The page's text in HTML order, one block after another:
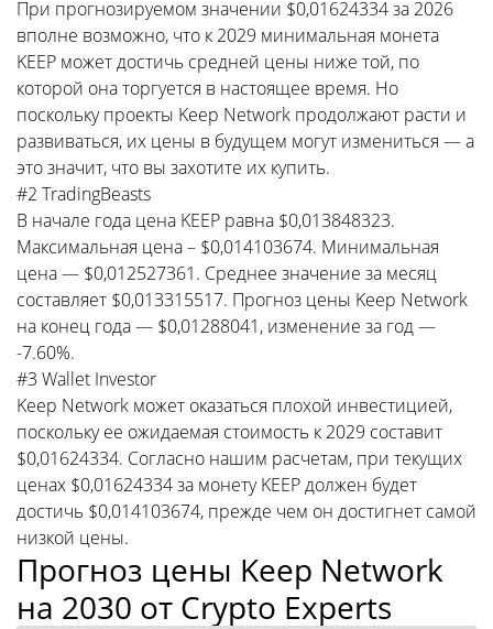
При прогнозируемом значении $0,01624334 за 2026
вполне возможно, что к 2029 минимальная монета
KEEP может достичь средней цены ниже той, по
которой она торгуется в настоящее время. Но
поскольку проекты Keep Network продолжают расти и
развиваться, их цены в будущем могут измениться — а
это значит, что вы захотите их купить.
#2 TradingBeasts
В начале года цена KEEP равна $0,013848323.
Максимальная цена – $0,014103674. Минимальная
цена — $0,012527361. Среднее значение за месяц
составляет $0,013315517. Прогноз цены Keep Network
на конец года — $0,01288041, изменение за год —
-7.60%.
#3 Wallet Investor
Keep Network может оказаться плохой инвестицией,
поскольку ее ожидаемая стоимость к 2029 составит
$0,01624334. Согласно нашим расчетам, при текущих
ценах $0,01624334 за монету KEEP должен будет
достичь $0,014103674, прежде чем он достигнет самой
низкой цены.
Прогноз цены Keep Network
на 2030 от Crypto Experts